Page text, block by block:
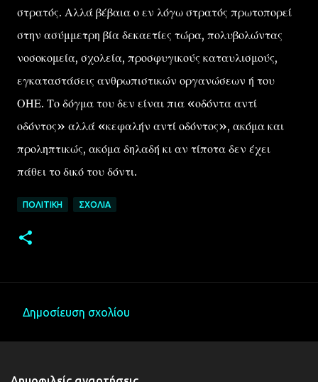
στρατός. Αλλά βέβαια ο εν λόγω στρατός πρωτοπορεί
στην ασύμμετρη βία δεκαετίες τώρα, πολυβολώντας
νοσοκομεία, σχολεία, προσφυγικούς καταυλισμούς,
εγκαταστάσεις ανθρωπιστικών οργανώσεων ή του
ΟΗΕ. Το δόγμα του δεν είναι πια «οδόντα αντί
οδόντος» αλλά «κεφαλήν αντί οδόντος», ακόμα και
προληπτικώς, ακόμα δηλαδή κι αν τίποτα δεν έχει
πάθει το δικό του δόντι.
ΠΟΛΙΤΙΚΉ ΣΧΌΛΙΑ
Δημοσίευση σχολίου